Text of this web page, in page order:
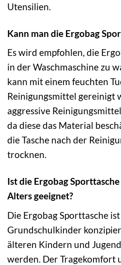
Utensilien.
Kann man die Ergobag
Es wird empfohlen, die
in der Waschmaschine zu
kann mit einem feuchten
Reinigungsmittel gereinigt
aggressive
da diese das Material
die Tasche nach der
trocknen.
Ist die Ergobag
Alters geeignet?
Die Ergobag Sporttasche
Grundschulkinder
älteren Kindern und
werden. Der Tragekomfort